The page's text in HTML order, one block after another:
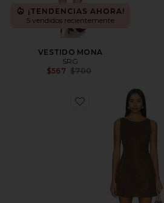
¡TENDENCIAS AHORA!
5 vendidos recientemente
VESTIDO MONA
SRG
$567 Previous price:
$700
Favorite VESTIDO ATLAS